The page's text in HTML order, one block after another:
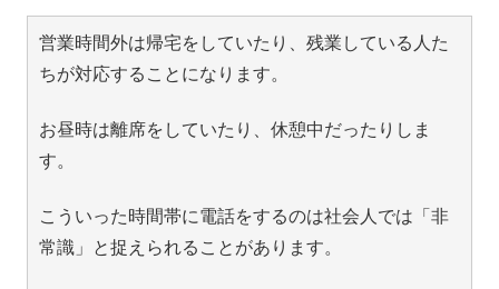
営業時間外は帰宅をしていたり、残業している人た
ちが対応することになります。
お昼時は離席をしていたり、休憩中だったりしま
す。
こういった時間帯に電話をするのは社会人では「非
常識」と捉えられることがあります。